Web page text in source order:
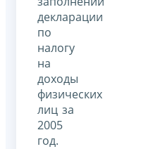
декларации
по
налогу
на
доходы
физических
лиц за
2005
год.